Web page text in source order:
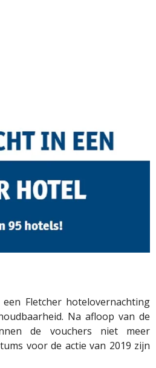
Fletcher hotelovernachting
Na afloop van de
de vouchers niet meer
voor de actie van 2019 zijn